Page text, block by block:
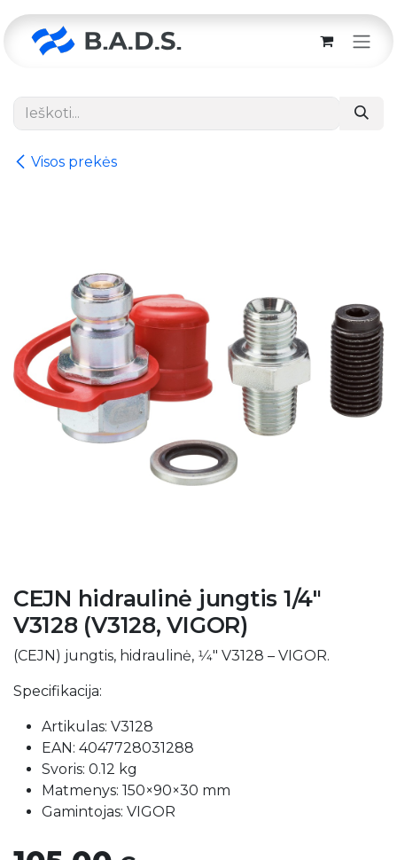
Visos prekės
CEJN hidraulinė jungtis 1/4″
V3128 (V3128, VIGOR)
(CEJN) jungtis, hidraulinė, 1⁄4″ V3128 – VIGOR.
Specifikacija:
Artikulas: V3128
EAN: 4047728031288
Svoris: 0.12 kg
Matmenys: 150×90×30 mm
Gamintojas: VIGOR